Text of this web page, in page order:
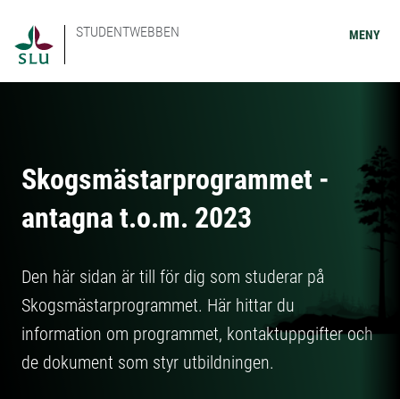
STUDENTWEBBEN MENY
Skogsmästarprogrammet -
antagna t.o.m. 2023
Den här sidan är till för dig som studerar på
Skogsmästarprogrammet. Här hittar du
information om programmet, kontaktuppgifter och
de dokument som styr utbildningen.